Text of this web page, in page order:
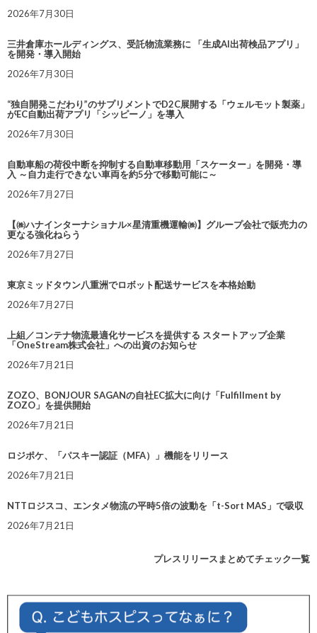
2026年7月30日
三井倉庫ホールディングス、受託物流業務に 「生成AI出荷検品アプリ」
を開発・導入開始
2026年7月30日
“独自開発こだわり”のサプリメントでD2C展開する「ウェルモット製薬」
がEC自動出荷アプリ「シッピーノ」を導入
2026年7月30日
自動車船の荷役中断を抑制する自動車移動用「スケーター」を開発・導
入 ～自力走行できない車両を約5分で移動可能に～
2026年7月27日
【㈱ハナインターナショナル×星清重機運輸㈱】グループ会社で販売力の
更なる強化ねらう
2026年7月27日
東京ミッドタウン八重洲でロボット配送サービスを本格始動
2026年7月27日
上組／コンテナ物流最適化サービスを提供する スタートアップ企業
「OneStream株式会社」への出資のお知らせ
2026年7月21日
ZOZO、BONJOUR SAGANの自社EC拡大に向け「Fulfillment by
ZOZO」を提供開始
2026年7月21日
ロジポケ、「パスキー認証（MFA）」機能をリリース
2026年7月21日
NTTロジスコ、エンタメ物流の平時5倍の波動を「t-Sort MAS」で吸収
2026年7月21日
プレスリリースまとめてチェック一覧